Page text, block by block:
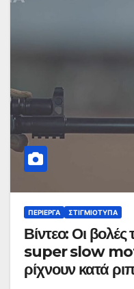
ΠΕΡΊΕΡΓΑ ΣΤΙΓΜΙΌΤΥΠΑ
Βίντεο: Οι
super slow
ρίχνουν κατά